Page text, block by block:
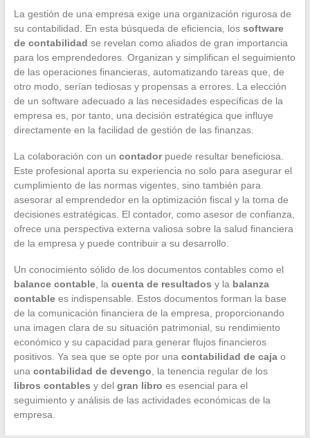
La gestión de una empresa exige una organización rigurosa de
su contabilidad. En esta búsqueda de eficiencia, los software
de contabilidad se revelan como aliados de gran importancia
para los emprendedores. Organizan y simplifican el seguimiento
de las operaciones financieras, automatizando tareas que, de
otro modo, serían tediosas y propensas a errores. La elección
de un software adecuado a las necesidades específicas de la
empresa es, por tanto, una decisión estratégica que influye
directamente en la facilidad de gestión de las finanzas.
La colaboración con un contadorpuede resultar beneficiosa.
Este profesional aporta su experiencia no solo para asegurar el
cumplimiento de las normas vigentes, sino también para
asesorar al emprendedor en la optimización fiscal y la toma de
decisiones estratégicas. El contador, como asesor de confianza,
ofrece una perspectiva externa valiosa sobre la salud financiera
de la empresa y puede contribuir a su desarrollo.
Un conocimiento sólido de los documentos contables como el
balance contable, la cuenta de resultados y la balanza
contablees indispensable. Estos documentos forman la base
de la comunicación financiera de la empresa, proporcionando
una imagen clara de su situación patrimonial, su rendimiento
económico y su capacidad para generar flujos financieros
positivos. Ya sea que se opte por una contabilidad de cajao
una contabilidad de devengo, la tenencia regular de los
libros contables y del gran libro es esencial para el
seguimiento y análisis de las actividades económicas de la
empresa.